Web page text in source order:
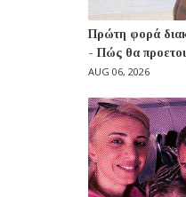
Πρώτη φορά
- Πώς θα
AUG 06, 2026